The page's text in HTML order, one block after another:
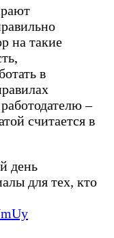
на такие
в
–
считается в
день
для тех, кто